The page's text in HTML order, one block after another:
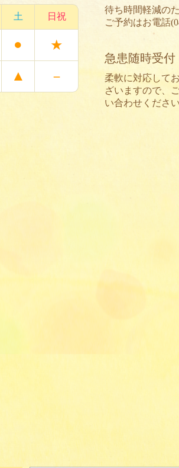
土 日祝
● ★
▲ －
待ち時間軽減の
ご予約はお電話(
急患随時受付
柔軟に対応して
ざいますので、
い合わせください